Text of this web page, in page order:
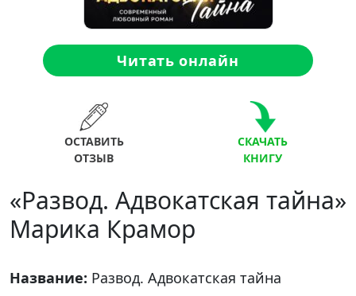
Читать онлайн
ОСТАВИТЬ
ОТЗЫВ
СКАЧАТЬ
КНИГУ
«Развод. Адвокатская тайна»
Марика Крамор
Название: Развод. Адвокатская тайна